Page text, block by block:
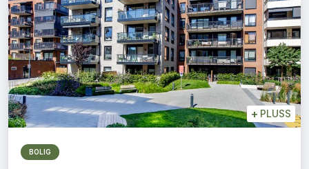
+ PLUSS
BOLIG